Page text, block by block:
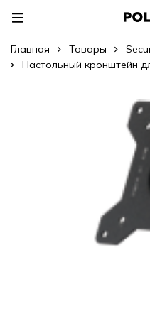
Главная Товары
Настольный кронштейн